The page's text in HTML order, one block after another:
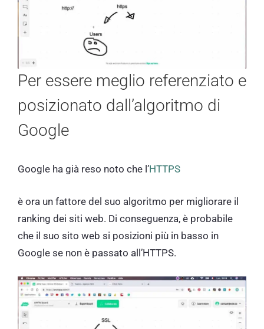
Per essere meglio referenziato e
posizionato dall’algoritmo di
Google
Google ha già reso noto che l’HTTPS
è ora un fattore del suo algoritmo per migliorare il
ranking dei siti web. Di conseguenza, è probabile
che il suo sito web si posizioni più in basso in
Google se non è passato all’HTTPS.